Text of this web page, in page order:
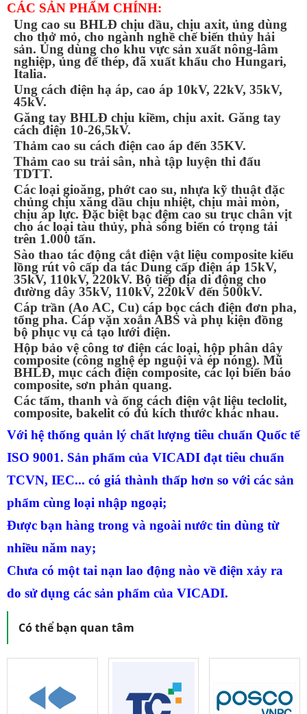
CÁC SẢN PHẨM CHÍNH:
Ủng cao su BHLĐ chịu dầu, chịu axit, ủng dùng
cho thở mỏ, cho ngành nghề chế biến thủy hải
sản. Ủng dùng cho khu vực sản xuất nông-lâm
nghiệp, ủng đế thép, đã xuất khẩu cho Hungari,
Italia.
Ủng cách điện hạ áp, cao áp 10kV, 22kV, 35kV,
45kV.
Găng tay BHLĐ chịu kiềm, chịu axit. Găng tay
cách điện 10-26,5kV.
Thảm cao su cách điện cao áp đến 35KV.
Thảm cao su trải sân, nhà tập luyện thi đấu
TDTT.
Các loại gioăng, phớt cao su, nhựa kỹ thuật đặc
chủng chịu xăng dầu chịu nhiệt, chịu mài mòn,
chịu áp lực. Đặc biệt bạc đệm cao su trục chân vịt
cho ác loại tàu thủy, phà sông biển có trọng tải
trên 1.000 tấn.
Sào thao tác động cắt điện vật liệu composite kiểu
lồng rút vô cấp da tác Dung cấp điện áp 15kV,
35kV, 110kV, 220kV. Bộ tiếp địa di động cho
đường dây 35kV, 110kV, 220kV đến 500kV.
Cáp trần (Ao AC, Cu) cáp bọc cách điện đơn pha,
tổng pha. Cáp vặn xoắn ABS và phụ kiện đồng
bộ phục vụ cả tạo lưới điện.
Hộp bảo vệ công tơ điện các loại, hộp phân dây
composite (công nghệ ép nguội và ép nóng). Mũ
BHLĐ, mục cách điện composite, các lọi biển báo
composite, sơn phản quang.
Các tấm, thanh và ống cách điện vật liệu teclolit,
composite, bakelit có đủ kích thước khác nhau.
Với hệ thống quản lý chất lượng tiêu chuẩn Quốc tế
ISO 9001. Sản phẩm của VICADI đạt tiêu chuẩn
TCVN, IEC... có giá thành thấp hơn so với các sản
phẩm cùng loại nhập ngoại;
Được bạn hàng trong và ngoài nước tin dùng từ
nhiều năm nay;
Chưa có một tai nạn lao động nào về điện xảy ra
do sử dụng các sản phẩm của VICADI.
Có thể bạn quan tâm